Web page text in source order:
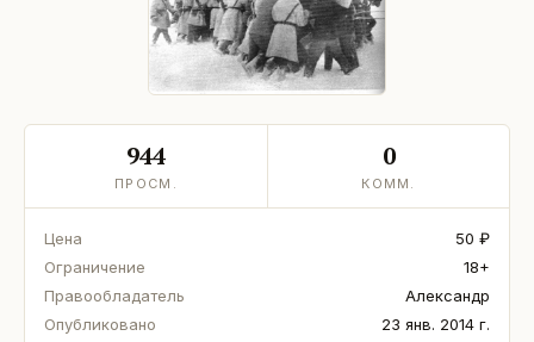
944
ПРОСМ.
0
КОММ.
Цена
50 ₽
Ограничение
18+
Правообладатель
Александр
Опубликовано
23 янв. 2014 г.